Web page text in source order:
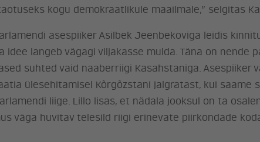
kogu demokraatlikule maailmale,” selgitas
asespiiker Asilbek Jeenbekoviga leidis
idee langeb vägagi viljakasse mulda. Täna on nende
suhted vaid naaberriigi Kasahstaniga. Asespiiker
ülesehitamisel Kõrgõzstani jalgratast, kui saame
liige. Lillo lisas, et nädala jooksul on ta
väga huvitav telesild riigi erinevate piirkondade